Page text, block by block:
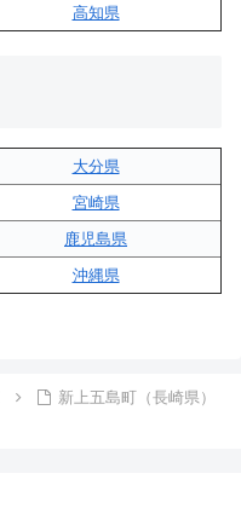
高知県
大分県
宮崎県
鹿児島県
沖縄県
新上五島町（長崎県）